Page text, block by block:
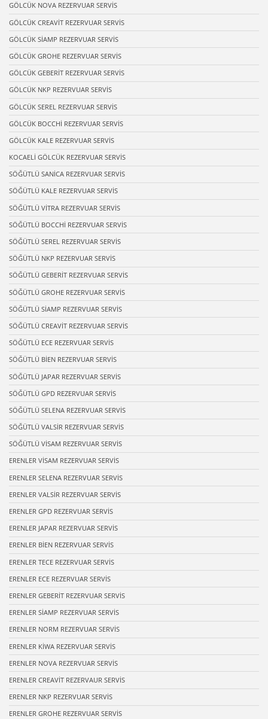
GÖLCÜK NOVA REZERVUAR SERVİS
GÖLCÜK CREAVİT REZERVUAR SERVİS
GÖLCÜK SİAMP REZERVUAR SERVİS
GÖLCÜK GROHE REZERVUAR SERVİS
GÖLCÜK GEBERİT REZERVUAR SERVİS
GÖLCÜK NKP REZERVUAR SERVİS
GÖLCÜK SEREL REZERVUAR SERVİS
GÖLCÜK BOCCHİ REZERVUAR SERVİS
GÖLCÜK KALE REZERVUAR SERVİS
KOCAELİ GÖLCÜK REZERVUAR SERVİS
SÖĞÜTLÜ SANİCA REZERVUAR SERVİS
SÖĞÜTLÜ KALE REZERVUAR SERVİS
SÖĞÜTLÜ VİTRA REZERVUAR SERVİS
SÖĞÜTLÜ BOCCHİ REZERVUAR SERVİS
SÖĞÜTLÜ SEREL REZERVUAR SERVİS
SÖĞÜTLÜ NKP REZERVUAR SERVİS
SÖĞÜTLÜ GEBERİT REZERVUAR SERVİS
SÖĞÜTLÜ GROHE REZERVUAR SERVİS
SÖĞÜTLÜ SİAMP REZERVUAR SERVİS
SÖĞÜTLÜ CREAVİT REZERVUAR SERVİS
SÖĞÜTLÜ ECE REZERVUAR SERVİS
SÖĞÜTLÜ BİEN REZERVUAR SERVİS
SÖĞÜTLÜ JAPAR REZERVUAR SERVİS
SÖĞÜTLÜ GPD REZERVUAR SERVİS
SÖĞÜTLÜ SELENA REZERVUAR SERVİS
SÖĞÜTLÜ VALSİR REZERVUAR SERVİS
SÖĞÜTLÜ VİSAM REZERVUAR SERVİS
ERENLER VİSAM REZERVUAR SERVİS
ERENLER SELENA REZERVUAR SERVİS
ERENLER VALSİR REZERVUAR SERVİS
ERENLER GPD REZERVUAR SERVİS
ERENLER JAPAR REZERVUAR SERVİS
ERENLER BİEN REZERVUAR SERVİS
ERENLER TECE REZERVUAR SERVİS
ERENLER ECE REZERVUAR SERVİS
ERENLER GEBERİT REZERVUAR SERVİS
ERENLER SİAMP REZERVUAR SERVİS
ERENLER NORM REZERVUAR SERVİS
ERENLER KİWA REZERVUAR SERVİS
ERENLER NOVA REZERVUAR SERVİS
ERENLER CREAVİT REZERVAUR SERVİS
ERENLER NKP REZERVUAR SERVİS
ERENLER GROHE REZERVUAR SERVİS